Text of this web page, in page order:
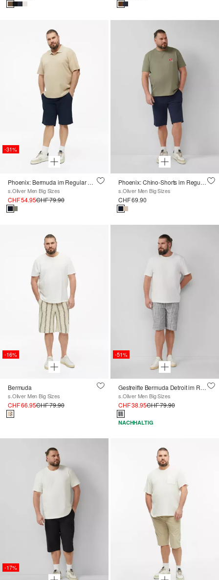
-31%
Phoenix: Bermuda im Regular Fit mit Textilgürtel
s.Oliver Men Big Sizes
CHF 54.95CHF 79.90
Phoenix: Chino-Shorts im Regular Fit
s.Oliver Men Big Sizes
CHF 69.90
-16%
Bermuda
s.Oliver Men Big Sizes
CHF 66.95CHF 79.90
-51%
Gestreifte Bermuda Detroit im Relaxed Fit
s.Oliver Men Big Sizes
CHF 38.95CHF 79.90
NACHHALTIG
-17%